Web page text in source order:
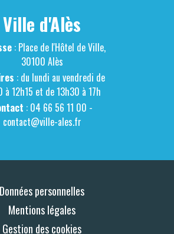
Ville d'Alès
: Place de l'Hôtel de Ville,
30100 Alès
: du lundi au vendredi de
à 12h15 et de 13h30 à 17h
: 04 66 56 11 00 -
contact@ville-ales.fr
Données personnelles
Mentions légales
Gestion des cookies